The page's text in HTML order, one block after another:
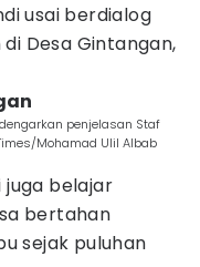
usai berdialog
Desa Gintangan,
penjelasan Staf
Mohamad Ulil Albab
juga belajar
bertahan
sejak puluhan